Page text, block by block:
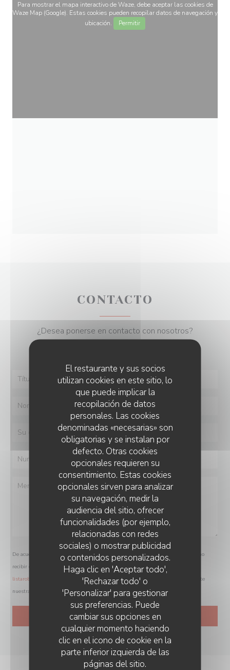
El restaurante y sus socios
utilizan cookies en este sitio, lo
que puede implicar la
recopilación de datos
personales. Las cookies
denominadas «necesarias» son
obligatorias y se instalan por
defecto. Otras cookies
opcionales requieren su
consentimiento. Estas cookies
opcionales sirven para analizar
su navegación, medir la
audiencia del sitio, ofrecer
funcionalidades (por ejemplo,
relacionadas con redes
sociales) o mostrar publicidad
o contenidos personalizados.
Haga clic en 'Aceptar todo',
'Rechazar todo' o
'Personalizar' para gestionar
sus preferencias. Puede
cambiar sus opciones en
cualquier momento haciendo
clic en el icono de cookie en la
parte inferior izquierda de las
páginas del sitio.
Para mostrar el mapa interactivo de Waze, debe aceptar las cookies de
Waze Map (Google). Estas cookies pueden recopilar datos de navegación y
ubicación.
Permitir
CONTACTO
¿Desea ponerse en contacto con nosotros?
Rellene el siguiente formulario.
De acuerdo con la normativa de protección de datos, puede ejercer su derecho a no
recibir comunicaciones comerciales inscribiéndose en la Lista Robinson:
listarobinson.es
. Para más información sobre el tratamiento de sus datos, consulte
nuestra
política de privacidad.
SARAVANAA BHAVAN